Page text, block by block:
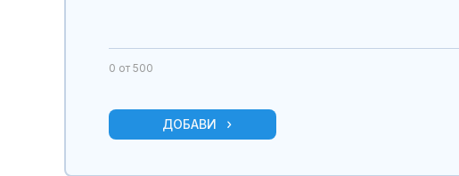
0 от 500
ДОБАВИ